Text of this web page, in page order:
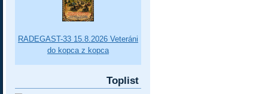
RADEGAST-33 15.8.2026 Veteráni
do kopca z kopca
Toplist